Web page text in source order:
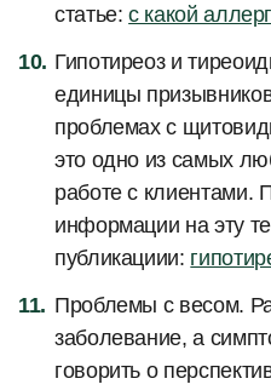
статье:с какой
Гипотиреоз и
единицы
проблемах с
это одно из самых
работе с клиентами.
информации на эту
публикациии:
Проблемы с весом.
заболевание, а
говорить о